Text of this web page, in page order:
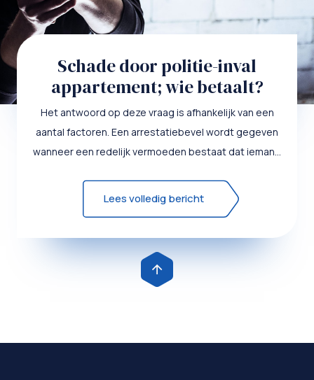
Schade door politie-inval
appartement; wie betaalt?
Het antwoord op deze vraag is afhankelijk van een
aantal factoren. Een arrestatiebevel wordt gegeven
wanneer een redelijk vermoeden bestaat dat iemand
Lees volledig bericht